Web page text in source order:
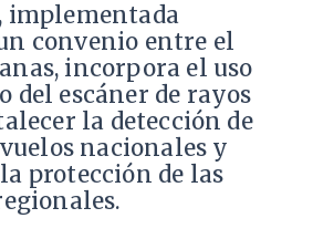
implementada
convenio entre el
incorpora el uso
del escáner de rayos
la detección de
nacionales y
protección de las